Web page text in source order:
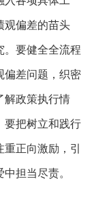
观偏差的苗头
。要健全全流程
偏差问题，织密
解政策执行情
要把树立和践行
正向激励，引
担当尽责。